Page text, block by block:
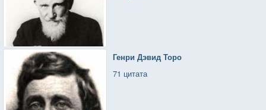
Генри Дэвид Торо
71 цитата